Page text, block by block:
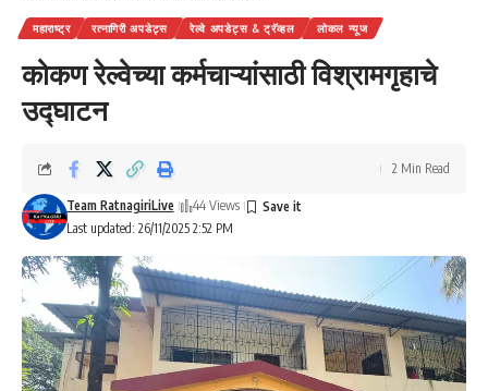
महाराष्ट्र रत्नागिरी अपडेट्स रेल्वे अपडेट्स & ट्रॅव्हल लोकल न्यूज
कोकण रेल्वेच्या कर्मचाऱ्यांसाठी विश्रामगृहाचे
उद्घाटन
Last updated: 26/11/2025 2:52 PM
Team RatnagiriLive 44 Views
2 Min Read